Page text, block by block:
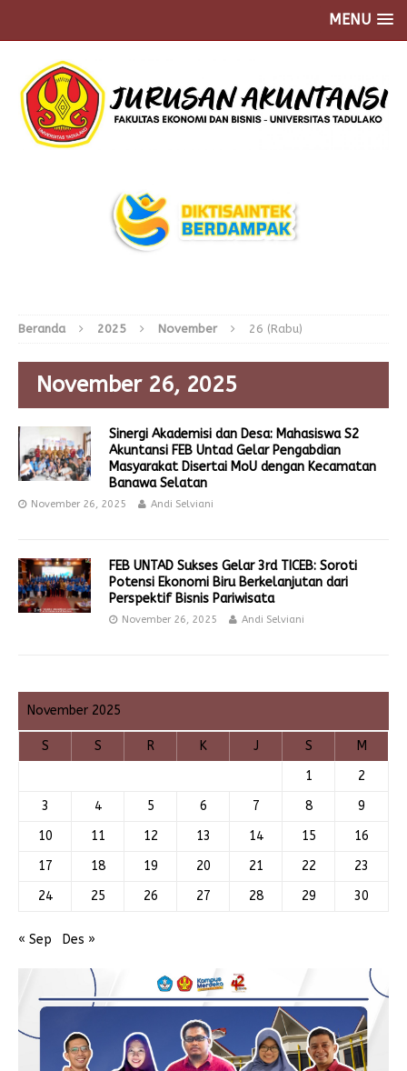
MENU
Beranda 2025 November 26 (Rabu)
November 26, 2025
Sinergi Akademisi dan Desa: Mahasiswa S2
Akuntansi FEB Untad Gelar Pengabdian
Masyarakat Disertai MoU dengan Kecamatan
Banawa Selatan
November 26, 2025 Andi Selviani
FEB UNTAD Sukses Gelar 3rd TICEB: Soroti
Potensi Ekonomi Biru Berkelanjutan dari
Perspektif Bisnis Pariwisata
November 26, 2025 Andi Selviani
November 2025
S S R K J S
M
1
2
3
4 5 6 7 8
9
10
11 12 13 14 15
16
17
18 19 20 21 22
23
24
25 26 27 28 29 30
« Sep Des »